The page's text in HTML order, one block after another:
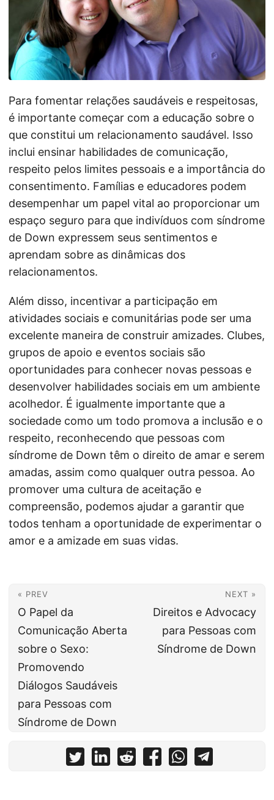
Para fomentar relações saudáveis e respeitosas,
é importante começar com a educação sobre o
que constitui um relacionamento saudável. Isso
inclui ensinar habilidades de comunicação,
respeito pelos limites pessoais e a importância do
consentimento. Famílias e educadores podem
desempenhar um papel vital ao proporcionar um
espaço seguro para que indivíduos com síndrome
de Down expressem seus sentimentos e
aprendam sobre as dinâmicas dos
relacionamentos.
Além disso, incentivar a participação em
atividades sociais e comunitárias pode ser uma
excelente maneira de construir amizades. Clubes,
grupos de apoio e eventos sociais são
oportunidades para conhecer novas pessoas e
desenvolver habilidades sociais em um ambiente
acolhedor. É igualmente importante que a
sociedade como um todo promova a inclusão e o
respeito, reconhecendo que pessoas com
síndrome de Down têm o direito de amar e serem
amadas, assim como qualquer outra pessoa. Ao
promover uma cultura de aceitação e
compreensão, podemos ajudar a garantir que
todos tenham a oportunidade de experimentar o
amor e a amizade em suas vidas.
« PREV
O Papel da
Comunicação Aberta
sobre o Sexo:
Promovendo
Diálogos Saudáveis
para Pessoas com
Síndrome de Down
NEXT »
Direitos e Advocacy
para Pessoas com
Síndrome de Down